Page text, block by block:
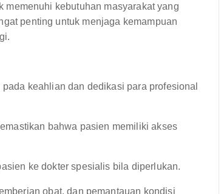
memenuhi kebutuhan masyarakat yang
penting untuk menjaga kemampuan
keahlian dan dedikasi para profesional
bahwa pasien memiliki akses
ke dokter spesialis bila diperlukan.
obat, dan pemantauan kondisi